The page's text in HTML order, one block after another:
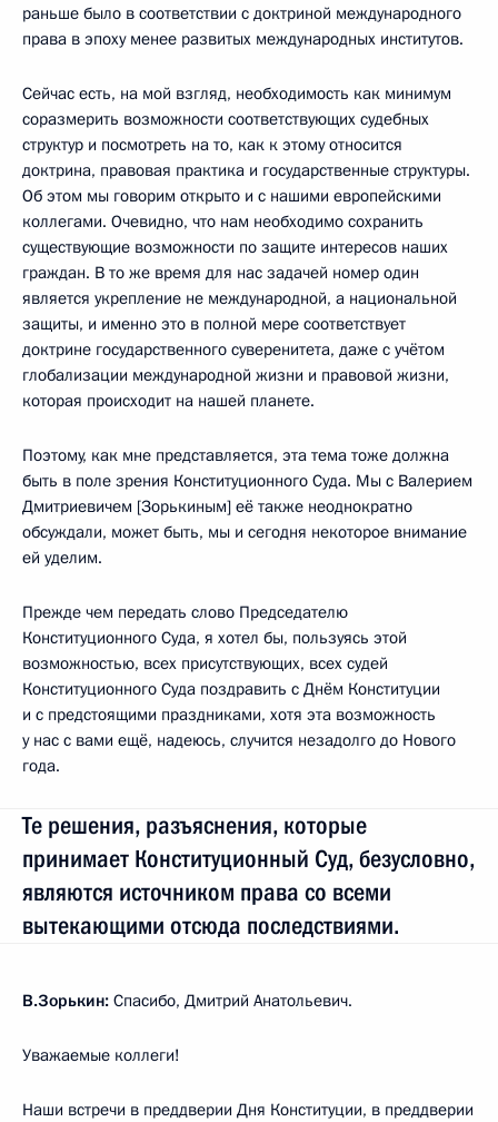
раньше было в соответствии с доктриной международного
права в эпоху менее развитых международных институтов.
Сейчас есть, на мой взгляд, необходимость как минимум
соразмерить возможности соответствующих судебных
структур и посмотреть на то, как к этому относится
доктрина, правовая практика и государственные структуры.
Об этом мы говорим открыто и с нашими европейскими
коллегами. Очевидно, что нам необходимо сохранить
существующие возможности по защите интересов наших
граждан. В то же время для нас задачей номер один
является укрепление не международной, а национальной
защиты, и именно это в полной мере соответствует
доктрине государственного суверенитета, даже с учётом
глобализации международной жизни и правовой жизни,
которая происходит на нашей планете.
Поэтому, как мне представляется, эта тема тоже должна
быть в поле зрения Конституционного Суда. Мы с Валерием
Дмитриевичем [Зорькиным] её также неоднократно
обсуждали, может быть, мы и сегодня некоторое внимание
ей уделим.
Прежде чем передать слово Председателю
Конституционного Суда, я хотел бы, пользуясь этой
возможностью, всех присутствующих, всех судей
Конституционного Суда поздравить с Днём Конституции
и с предстоящими праздниками, хотя эта возможность
у нас с вами ещё, надеюсь, случится незадолго до Нового
года.
Те решения, разъяснения, которые
принимает Конституционный Суд, безусловно,
являются источником права со всеми
вытекающими отсюда последствиями.
В.Зорькин: Спасибо, Дмитрий Анатольевич.
Уважаемые коллеги!
Наши встречи в преддверии Дня Конституции, в преддверии